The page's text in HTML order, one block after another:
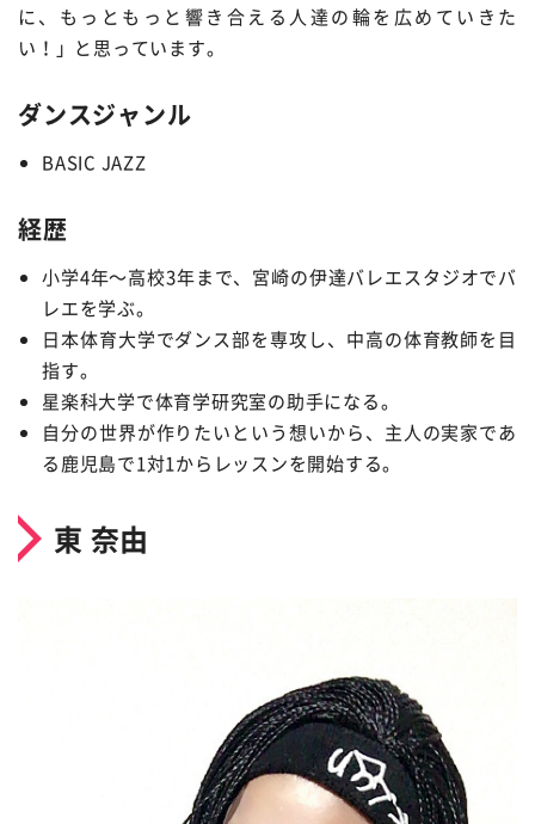
に、もっともっと響き合える人達の輪を広めていきた
い！」と思っています。
ダンスジャンル
BASIC JAZZ
経歴
小学4年～高校3年まで、宮崎の伊達バレエスタジオでバ
レエを学ぶ。
日本体育大学でダンス部を専攻し、中高の体育教師を目
指す。
星楽科大学で体育学研究室の助手になる。
自分の世界が作りたいという想いから、主人の実家であ
る鹿児島で1対1からレッスンを開始する。
東 奈由